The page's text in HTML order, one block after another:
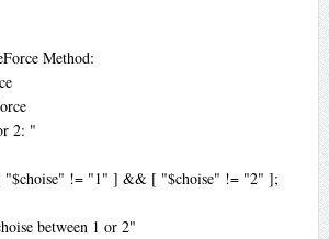
Method:
2: "
"$choise" != "1" ] && [ "$choise" != "2" ];
between 1 or 2"